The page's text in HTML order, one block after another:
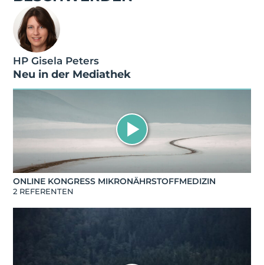
HP Gisela Peters
Neu in der Mediathek
ONLINE KONGRESS MIKRONÄHRSTOFFMEDIZIN
2 REFERENTEN